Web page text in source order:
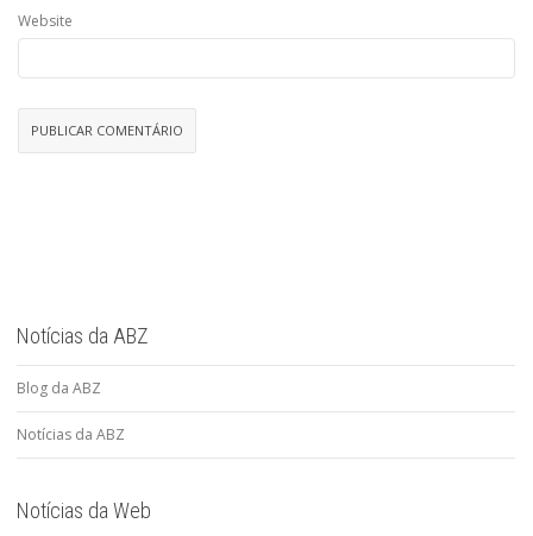
Website
Notícias da ABZ
Blog da ABZ
Notícias da ABZ
Notícias da Web